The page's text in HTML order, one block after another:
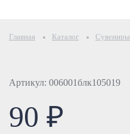
Главная Каталог Сувениры
Артикул: 006001блк105019
90 ₽